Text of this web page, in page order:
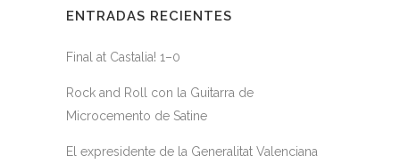
ENTRADAS RECIENTES
Final at Castalia! 1–0
Rock and Roll con la Guitarra de
Microcemento de Satine
El expresidente de la Generalitat Valenciana